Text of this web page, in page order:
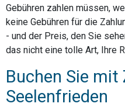
Gebühren zahlen müssen,
keine Gebühren für die
- und der Preis, den Sie
das nicht eine tolle Art, Ihre
Buchen Sie
Seelenfrieden